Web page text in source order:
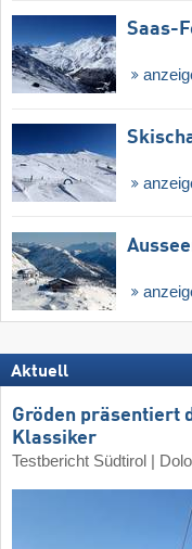
Saas-
Aktuell
Gröden präsentiert
Klassiker
Testbericht Südtirol |